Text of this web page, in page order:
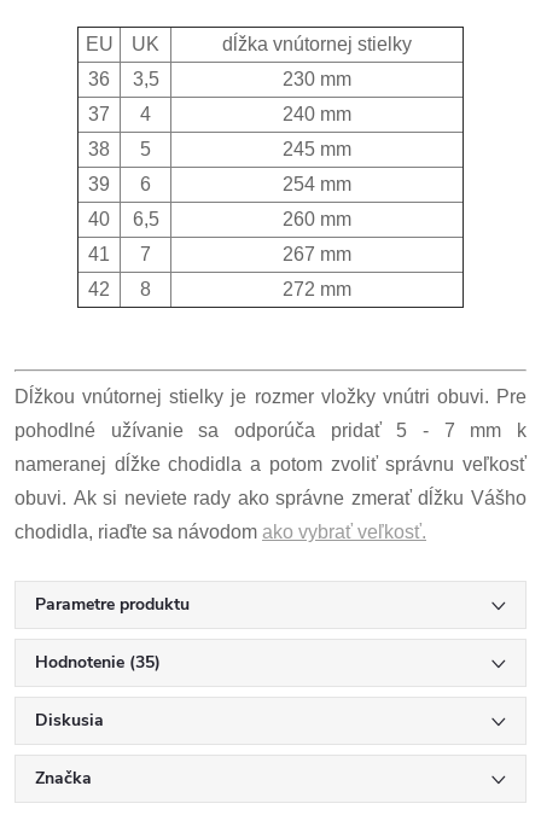
EU UK
dĺžka vnútornej stielky
36
3,5
230 mm
37
4
240 mm
38
5
245 mm
39
6
254 mm
40
6,5
260 mm
41
7
267 mm
42
8 272 mm
Dĺžkou vnútornej stielky je rozmer vložky vnútri obuvi. Pre
pohodlné užívanie sa odporúča pridať 5 - 7 mm k
nameranej dĺžke chodidla a potom zvoliť správnu veľkosť
obuvi. Ak si neviete rady ako správne zmerať dĺžku Vášho
chodidla, riaďte sa návodom ako vybrať veľkosť.
Parametre produktu
Hodnotenie (35)
Diskusia
Značka